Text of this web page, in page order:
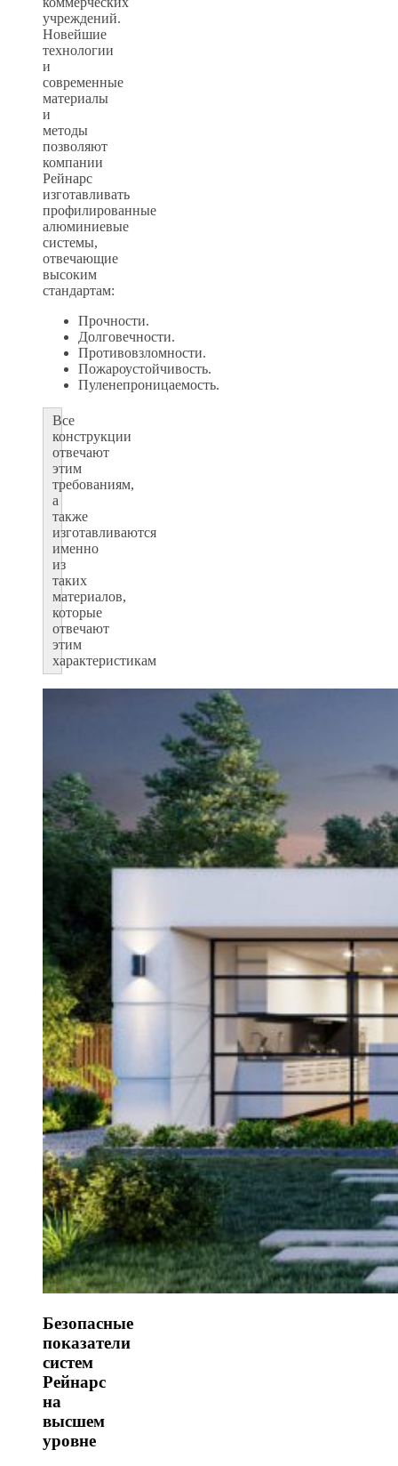
учреждений.
Новейшие
технологии
и
современные
материалы
и
методы
позволяют
компании
Рейнарс
изготавливать
профилированные
алюминиевые
системы,
отвечающие
высоким
стандартам:
Прочности.
Долговечности.
Противовзломности.
Пожароустойчивость.
Пуленепроницаемость.
Все
конструкции
отвечают
этим
требованиям,
а
также
изготавливаются
именно
из
таких
материалов,
которые
отвечают
этим
характеристикам
Безопасные
показатели
систем
Рейнарс
на
высшем
уровне